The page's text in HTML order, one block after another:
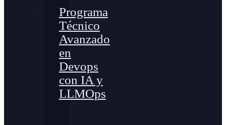
Programa
Técnico
Avanzado
en
Devops
con IA y
LLMOps